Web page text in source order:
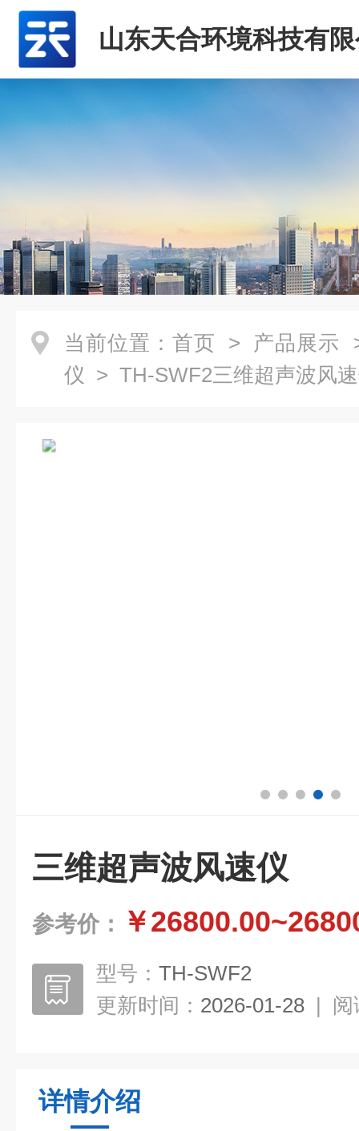
山东天合环境科技有
当前位置： 首页 > 产品展示
仪 > TH-SWF2三维超声波风
三维超声波风速仪
参考价： ￥
型号： TH-SWF2
更新时间： 2026-01-28 | 阅
详情介绍